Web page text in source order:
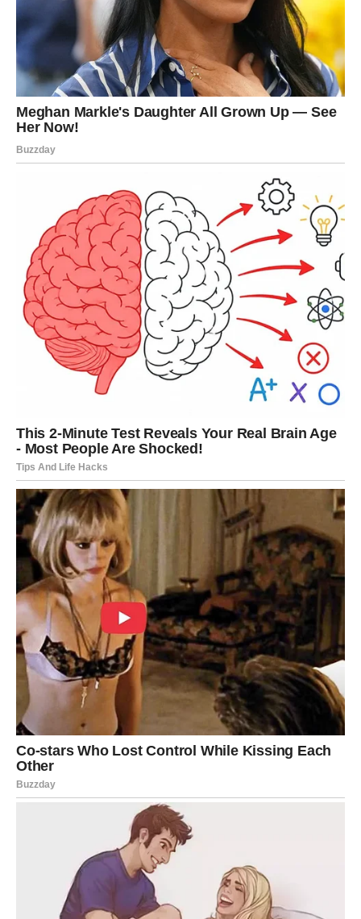
Poruka sedmice:Kad vam se razbistri srce, novac i šanse
lakše nalaze put do vas.
STRELAC
Strelčevi do kraja sedmice ulaze u period kada se vraća
optimizam, i to nije onaj naivan optimizam, već onaj zreo,
koji dolazi posle svega što ste prošli i posle svih
razočaranja, jer sada shvatate da život ipak ume da
donese preokret onda kada mislite da je sve već
odlučeno.
Ovo je vreme novih ideja, novih planova, poziva, vesti, i
osećaja da se vrata otvaraju.
Finansije mogu ići uzlazno kroz dogovor ili dodatni
posao, a emotivno – dolazi osećaj da više ne morate da
se dokazujete onima koji vas ne razumeju.
Poruka sedmice:Kada verujete u sutra, sutra počinje da
JARAC
Jarčevi do kraja sedmice ulaze u najstabilniju fazu od svih
znakova, jer vama blagostanje dolazi kao rezultat, kao
potvrda, kao nagrada za sve ono što ste radili i kada niste
imali snage, i kada ste mislili da niko ne vidi.
Može doći do priznanja, prilike , konkretne zarade,
poboljšanja uslova ili rešavanja pitanja koje vas je dugo
opterećivalo.
U odnosima se stabilizuje ono što je vredno, a ono što
nije – samo se udaljava bez drame, jer vi više ne
pristajete na gubitak vremena.
Poruka sedmice: Niste vi rođeni da se borite stalno –
rođeni ste da gradite i uživate u plodovima.
VODOLIJA
Vodolije do kraja sedmice ulaze u period olakšanja i
unutrašnje slobode, jer konačno shvatate da vas nešto
više ne drži, da ne morate da živite po starim pravilima, i
da imate pravo da okrenete novi list bez objašnjavanja